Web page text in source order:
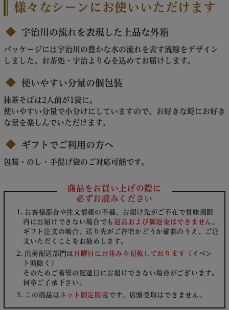
様々なシーンにお使いいただけます
宇治川の流れを表現した上品な外箱
パッケージには宇治川の豊かな水の流れを表す流線をデザイン
しました。お茶処・宇治より心を込めてお届けします。
使いやすい分量の個包装
抹茶そばは2人前が1袋に。
使いやすい分量で小分けにしていますので、お好きな時にお好き
な量を楽しんでいただけます。
ギフトでご利用の方へ
包装・のし・手提げ袋のご対応可能です。
商品をお買い上げの際に
必ずお読みください
お客様都合や注文情報の不備、お届け先がご不在で賞味期限
内にお届けできない場合でも返品および御返金はできません。
ギフト注文の場合、送り先がご在宅かどうか確認のうえ、ご注
文いただくことをお勧めします。
出荷配送部門は 日曜日にお休みを頂戴しております （イベン
ト時除く）
そのためご希望の配達日にお届けできない場合がございます。
何卒ご了承下さい。
この商品は ネット限定販売 です。店頭受取はできません。